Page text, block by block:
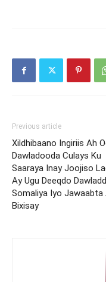
Previous article
Xildhibaano Ingiriis Ah
Dawladooda Culays Ku
Saaraya Inay Joojiso
Ay Ugu Deeqdo
Somaliya Iyo Jawaabta
Bixisay